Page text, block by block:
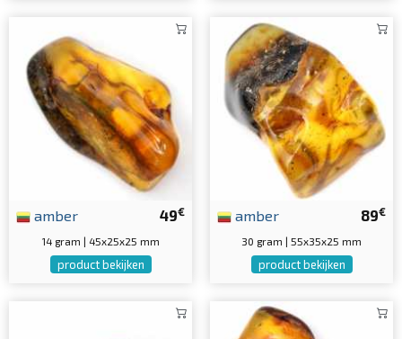
49€
amber
14 gram | 45x25x25 mm
product bekijken
89€
amber
30 gram | 55x35x25 mm
product bekijken